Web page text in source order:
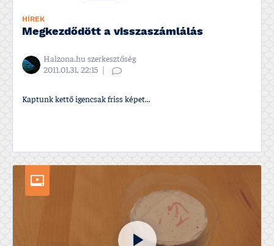
HÍREK
Megkezdődött a visszaszámlálás
Halzona.hu szerkesztőség
2011.01.31, 22:15
Kaptunk kettő igencsak friss képet...